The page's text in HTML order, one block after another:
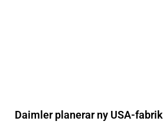
Daimler planerar ny USA-fabrik